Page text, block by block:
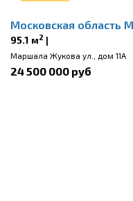
Московская область
95.1 м2 |
Маршала Жукова ул., дом 11А
24 500 000 руб